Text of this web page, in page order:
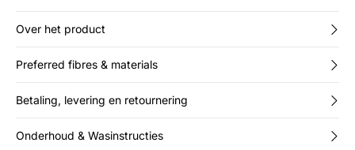
Over het product
Preferred fibres & materials
Betaling, levering en retournering
Onderhoud & Wasinstructies